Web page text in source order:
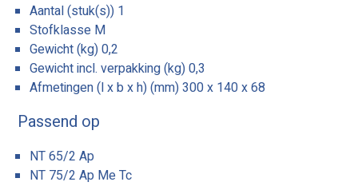
Aantal (stuk(s)) 1
Stofklasse M
Gewicht (kg) 0,2
Gewicht incl. verpakking (kg) 0,3
Afmetingen (l x b x h) (mm) 300 x 140 x 68
Passend op
NT 65/2 Ap
NT 75/2 Ap Me Tc